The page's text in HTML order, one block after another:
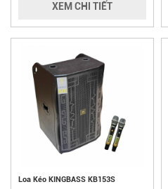
XEM CHI TIẾT
Loa Kéo KINGBASS KB153S